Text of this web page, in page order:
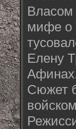
Власом
мифе о
Елену
Сюжет